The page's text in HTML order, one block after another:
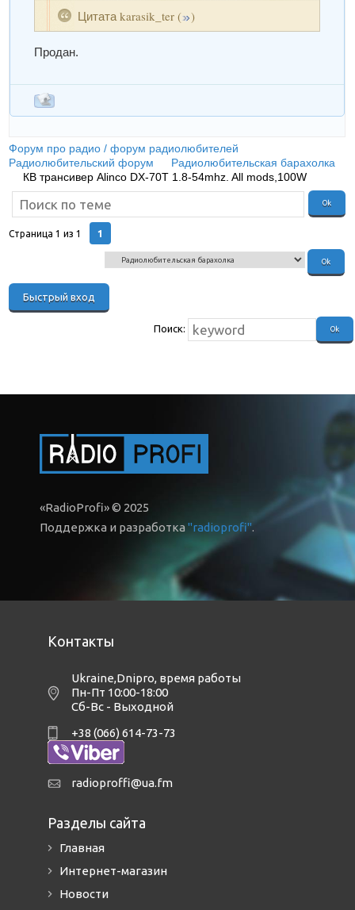
Цитата karasik_ter ( )
Продан.
Форум про радио / форум радиолюбителей
Радиолюбительский форум
Радиолюбительская барахолка
КВ трансивер Alinco DX-70T 1.8-54mhz. All mods,100W
Страница1 из1 1
Поиск:
«RadioProfi» © 2025
Поддержка и разработка"radioprofi".
Контакты
Ukraine,Dnipro, время работы
Пн-Пт 10:00-18:00
Сб-Вс - Выходной
+38 (066) 614-73-73
radioproffi@ua.fm
Разделы сайта
Главная
Интернет-магазин
Новости